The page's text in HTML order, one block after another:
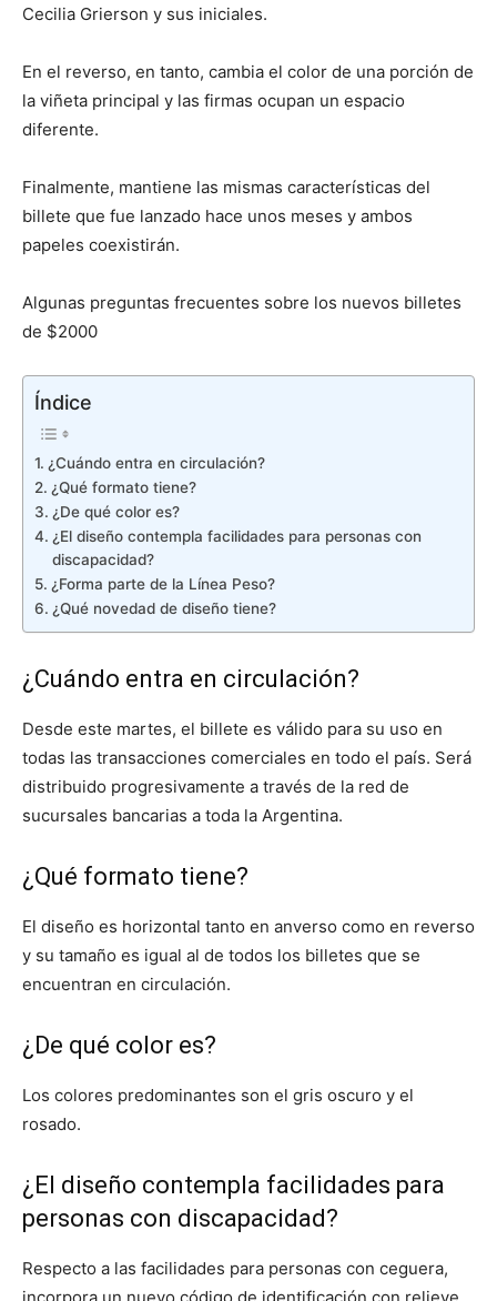
Cecilia Grierson y sus iniciales.
En el reverso, en tanto, cambia el color de una porción de
la viñeta principal y las firmas ocupan un espacio
diferente.
Finalmente, mantiene las mismas características del
billete que fue lanzado hace unos meses y ambos
papeles coexistirán.
Algunas preguntas frecuentes sobre los nuevos billetes
de $2000
Índice
¿Cuándo entra en circulación?
¿Qué formato tiene?
¿De qué color es?
¿El diseño contempla facilidades para personas con
discapacidad?
¿Forma parte de la Línea Peso?
¿Qué novedad de diseño tiene?
¿Cuándo entra en circulación?
Desde este martes, el billete es válido para su uso en
todas las transacciones comerciales en todo el país. Será
distribuido progresivamente a través de la red de
sucursales bancarias a toda la Argentina.
¿Qué formato tiene?
El diseño es horizontal tanto en anverso como en reverso
y su tamaño es igual al de todos los billetes que se
encuentran en circulación.
¿De qué color es?
Los colores predominantes son el gris oscuro y el
rosado.
¿El diseño contempla facilidades para
personas con discapacidad?
Respecto a las facilidades para personas con ceguera,